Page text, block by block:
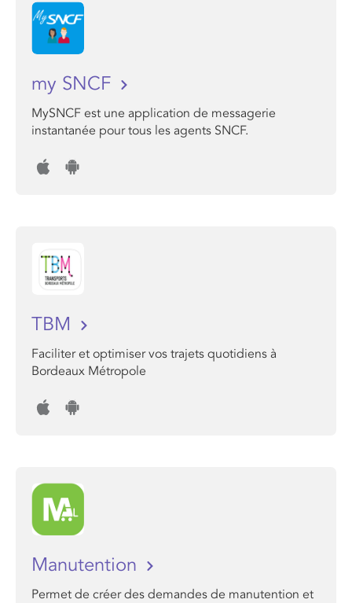
my SNCF
MySNCF est une application de messagerie
instantanée pour tous les agents SNCF.
TBM
Faciliter et optimiser vos trajets quotidiens à
Bordeaux Métropole
Manutention
Permet de créer des demandes de manutention et